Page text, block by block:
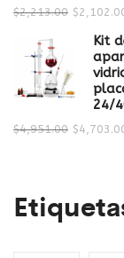
$2,213.00 $
Kit
24/
$4,951.00 $